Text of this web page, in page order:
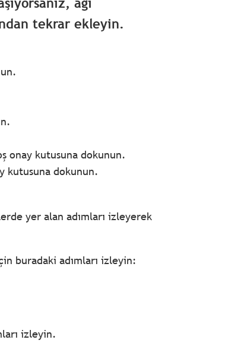
ağı
tekrar ekleyin.
onay kutusuna dokunun.
kutusuna dokunun.
yer alan adımları izleyerek
buradaki adımları izleyin:
izleyin.